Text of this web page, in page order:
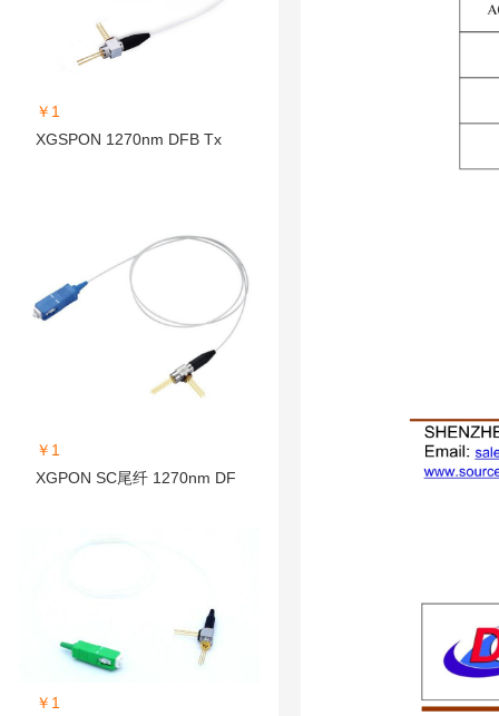
￥1
XGSPON 1270nm DFB Tx
￥1
XGPON SC尾纤 1270nm DF
￥1